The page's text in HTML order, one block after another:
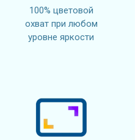
100% цветовой
охват при любом
уровне яркости